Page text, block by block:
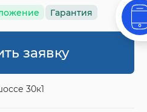
Гарантия
заявку
30к1